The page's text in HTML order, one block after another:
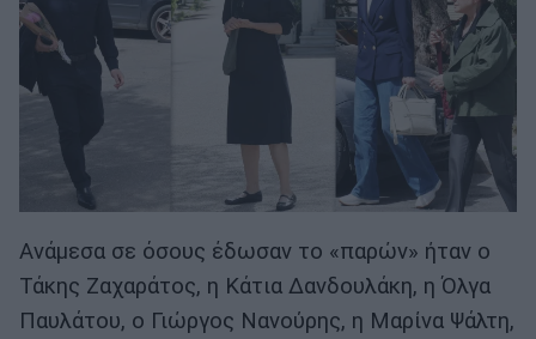
Ανάμεσα σε όσους έδωσαν το «παρών» ήταν ο
Τάκης Ζαχαράτος, η Κάτια Δανδουλάκη, η Όλγα
Παυλάτου, ο Γιώργος Νανούρης, η Μαρίνα Ψάλτη,